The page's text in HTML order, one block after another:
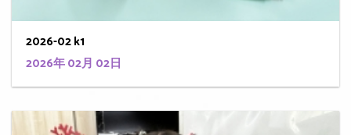
2026-02 k1
2026年 02月 02日